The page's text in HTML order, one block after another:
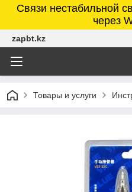
Связи нестабильной
через
zapbt.kz
Товары и услуги